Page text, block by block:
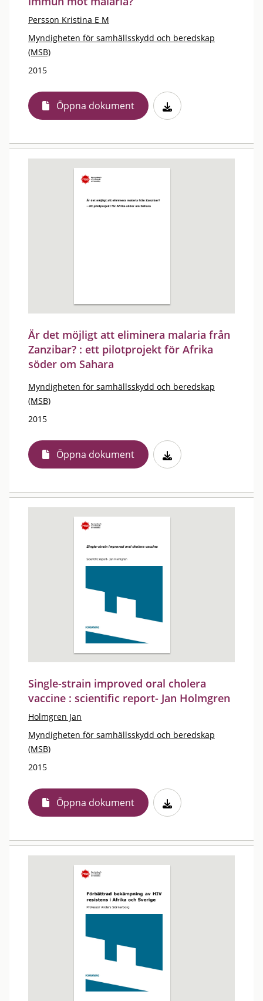
Persson Kristina E M
Myndigheten för samhällsskydd och beredskap
(MSB)
2015
Öppna dokument
Är det möjligt att eliminera malaria från
Zanzibar? : ett pilotprojekt för Afrika
söder om Sahara
Myndigheten för samhällsskydd och beredskap
(MSB)
2015
Öppna dokument
Single-strain improved oral cholera
vaccine : scientific report- Jan Holmgren
Holmgren Jan
Myndigheten för samhällsskydd och beredskap
(MSB)
2015
Öppna dokument